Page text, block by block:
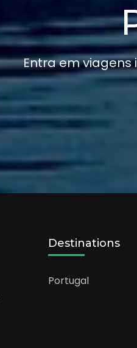
Entra em viagens
Destinations
Portugal